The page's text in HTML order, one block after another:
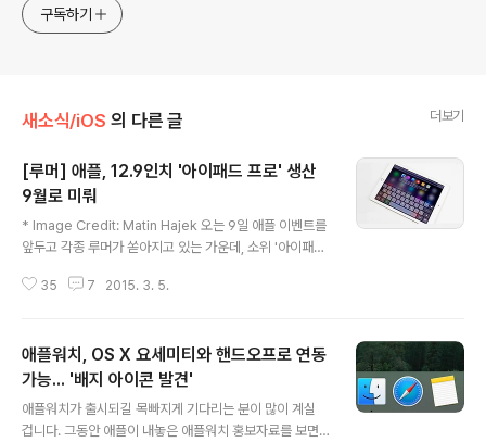
구독하기
새소식/iOS 의 다른 글 더보기
[루머] 애플, 12.9인치 '아이패드 프로' 생산
9월로 미뤄
* Image Credit: Matin Hajek 오는 9일 애플 이벤트를
앞두고 각종 루머가 쏟아지고 있는 가운데, 소위 '아이패드
뤄졌다는 보도가 나왔습니다. 아직 발표도 되지 않은 제품
는 원래 애플이 이번 분기에 12.9인치 패널을 탑재한 가칭
'아이패드 프로'를 생산할 계획이었지만, 디스플레이 패널
의 공급지연에 따라 출시 일정을 9월로 연기했다고 보도했
습니다. 그동안 업계에서는 애플이 애플워치와 함께 아이
35 7 2015. 3. 5.
애플워치, OS X 요세미티와 핸드오프로 연동
가능... '배지 아이콘 발견'
애플워치가 출시되길 목빠지게 기다리는 분이 많이 계실
겁니다. 그동안 애플이 내놓은 애플워치 홍보자료를 보면